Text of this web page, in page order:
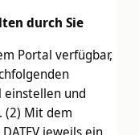
durch Sie
Portal verfügbar,
einstellen und
(2) Mit dem